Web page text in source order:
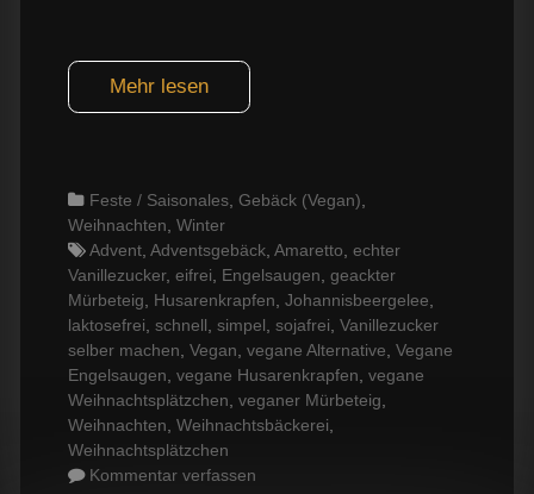
Mehr lesen
Categories
Feste / Saisonales Gebäck (Vegan)
Weihnachten Winter
Tags
Advent Adventsgebäck Amaretto echter
Vanillezucker, eifrei Engelsaugen geackter
Mürbeteig
Husarenkrapfen Johannisbeergelee
laktosefrei schnell simpel sojafrei Vanillezucker
selber machen Vegan vegane Alternative Vegane
Engelsaugen vegane Husarenkrapfen vegane
Weihnachtsplätzchen veganer Mürbeteig
Weihnachten Weihnachtsbäckerei
Weihnachtsplätzchen
Kommentar verfassen